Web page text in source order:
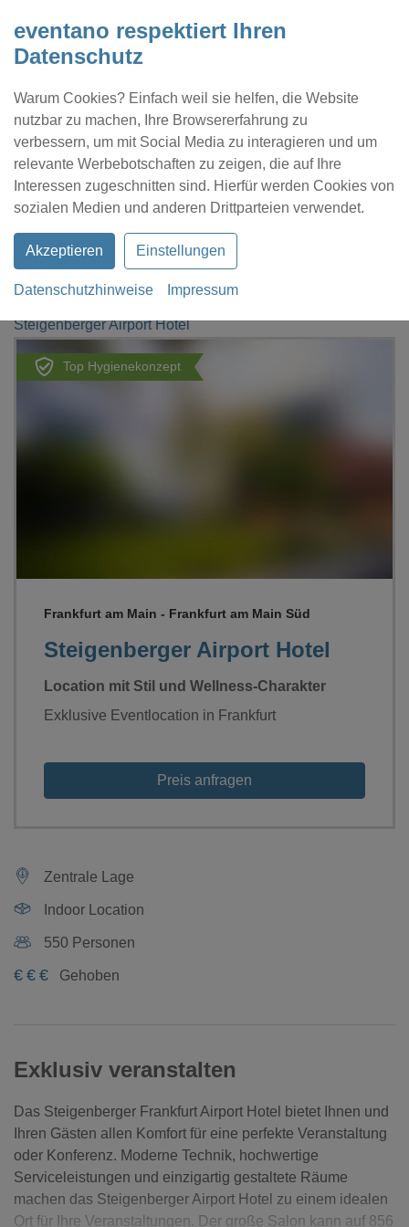
eventano respektiert Ihren
Datenschutz
Warum Cookies? Einfach weil sie helfen, die Website
nutzbar zu machen, Ihre Browsererfahrung zu
verbessern, um mit Social Media zu interagieren und um
relevante Werbebotschaften zu zeigen, die auf Ihre
Interessen zugeschnitten sind. Hierfür werden Cookies von
sozialen Medien und anderen Drittparteien verwendet.
Akzeptieren Einstellungen
Datenschutzhinweise Impressum
Kontakt Location eintragen Profil
Frankfurt am Main
Steigenberger Airport Hotel
Top Hygienekonzept
Steigenberger Airport Hotel
Frankfurt am Main - Frankfurt am Main Süd
Location mit Stil und Wellness-Charakter
Exklusive Eventlocation in Frankfurt
Preis anfragen
Zentrale Lage
Indoor Location
550 Personen
€ € € Gehoben
Exklusiv veranstalten
Das Steigenberger Frankfurt Airport Hotel bietet Ihnen und
Ihren Gästen allen Komfort für eine perfekte Veranstaltung
oder Konferenz. Moderne Technik, hochwertige
Serviceleistungen und einzigartig gestaltete Räume
machen das Steigenberger Airport Hotel zu einem idealen
Ort für Ihre Veranstaltungen. Der große Salon kann auf 856